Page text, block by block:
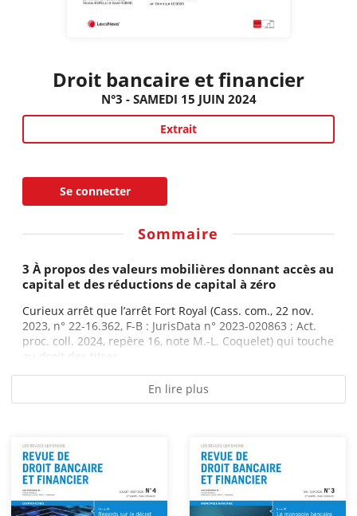
Droit bancaire et financier
N°3 - SAMEDI 15 JUIN 2024
Extrait
Se connecter
Sommaire
3 À propos des valeurs mobilières donnant accès au
capital et des réductions de capital à zéro
Curieux arrêt que l’arrêt Fort Royal (Cass. com., 22 nov.
2023, n° 22-16.362, F-B : JurisData n° 2023-020863 ; Act.
proc. coll. 2024, repère 16, note M.-L. Coquelet) qui touche
au droit des titres...
En lire plus